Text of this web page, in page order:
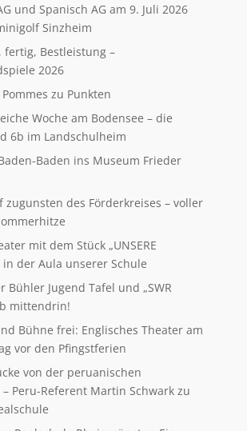
und Spanisch AG am 9. Juli 2026
Sinzheim
fertig, Bestleistung –
2026
zu Punkten
Woche am Bodensee – die
6b im Landschulheim
Baden ins Museum Frieder
zugunsten des Förderkreises – voller
mit dem Stück „UNSERE
in der Aula unserer Schule
Bühler Jugend Tafel und „SWR
mittendrin!
Bühne frei: Englisches Theater am
vor den Pfingstferien
von der peruanischen
Peru-Referent Martin Schwark zu